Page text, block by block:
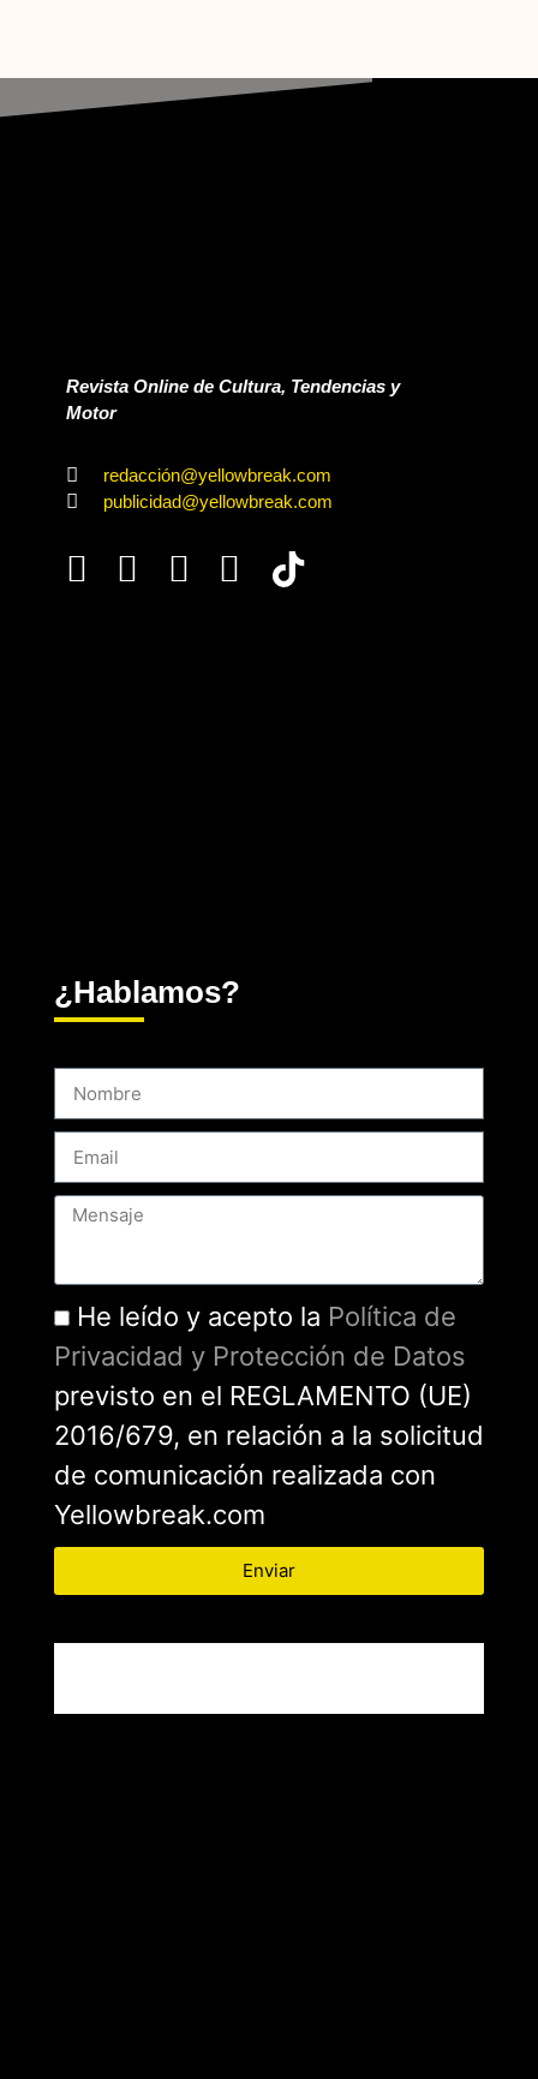
Revista Online de Cultura, Tendencias y
Motor
redacción@yellowbreak.com
publicidad@yellowbreak.com
¿Hablamos?
He leído y acepto la Política de
Privacidad y Protección de Datos
previsto en el REGLAMENTO (UE)
2016/679, en relación a la solicitud
de comunicación realizada con
Yellowbreak.com
Enviar